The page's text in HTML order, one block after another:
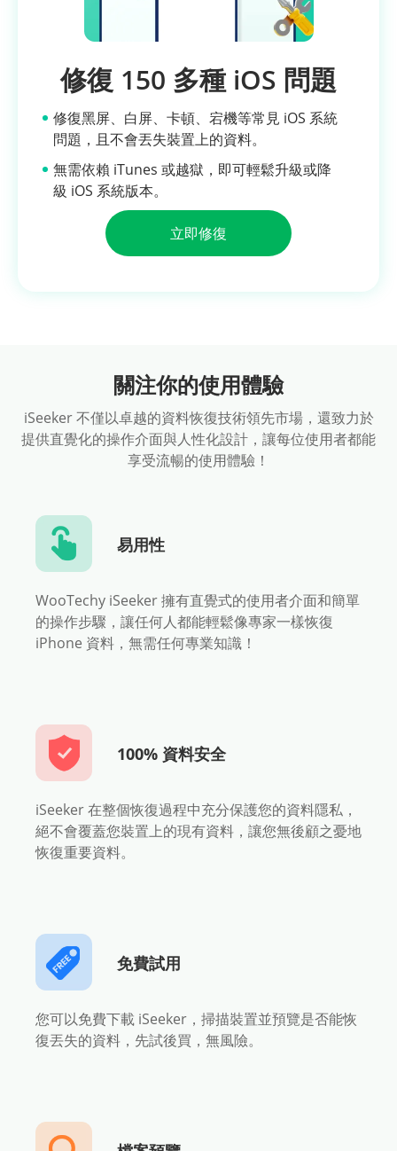
修復 150 多種 iOS 問題
修復黑屏、白屏、卡頓、宕機等常見 iOS 系統
問題，且不會丟失裝置上的資料。
無需依賴 iTunes 或越獄，即可輕鬆升級或降
級 iOS 系統版本。
立即修復
關注你的使用體驗
iSeeker 不僅以卓越的資料恢復技術領先市場，還致力於
提供直覺化的操作介面與人性化設計，讓每位使用者都能
享受流暢的使用體驗！
易用性
WooTechy iSeeker 擁有直覺式的使用者介面和簡單
的操作步驟，讓任何人都能輕鬆像專家一樣恢復
iPhone 資料，無需任何專業知識！
100% 資料安全
iSeeker 在整個恢復過程中充分保護您的資料隱私，
絕不會覆蓋您裝置上的現有資料，讓您無後顧之憂地
恢復重要資料。
免費試用
您可以免費下載 iSeeker，掃描裝置並預覽是否能恢
復丟失的資料，先試後買，無風險。